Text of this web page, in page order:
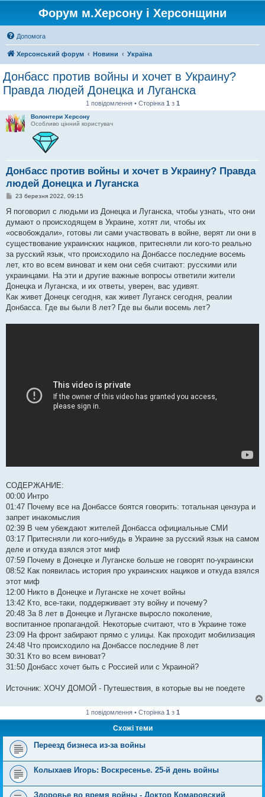
Форум м.Херсону і Херсонщини
Допомога
Херсонський форум Новини Україна
Донбасс против войны и хочет в Украину?
Правда людей Донецка и Луганска
1 повідомлення • Сторінка 1 з 1
Волонтери Херсону
Особливо цінний користувач
Донбасс против войны и хочет в Украину? Правда
людей Донецка и Луганска
П
в
д
о
л
е
н
н
я
23 березня 2022, 09:15
Я поговорил с людьми из Донецка и Луганска, чтобы узнать, что они
думают о происходящем в Украине, хотят ли, чтобы их
«освобождали», готовы ли сами участвовать в войне, верят ли они в
существование украинских нациков, притесняли ли кого-то реально
за русский язык, что происходило на Донбассе последние восемь
лет, кто во всем виноват и кем они себя считают: русскими или
украинцами. На эти и другие важные вопросы ответили жители
Донецка и Луганска, и их ответы, уверен, вас удивят.
Как живет Донецк сегодня, как живет Луганск сегодня, реалии
Донбасса. Где вы были 8 лет? Где вы были восемь лет?
СОДЕРЖАНИЕ:
00:00 Интро
01:47 Почему все на Донбассе боятся говорить: тотальная цензура и
запрет инакомыслия
02:39 В чем убеждают жителей Донбасса официальные СМИ
03:17 Притесняли ли кого-нибудь в Украине за русский язык на самом
деле и откуда взялся этот миф
07:59 Почему в Донецке и Луганске больше не говорят по-украински
08:52 Как появилась история про украинских нациков и откуда взялся
этот миф
12:00 Никто в Донецке и Луганске не хочет войны
13:42 Кто, все-таки, поддерживает эту войну и почему?
20:48 За 8 лет в Донецке и Луганске выросло поколение,
воспитанное пропагандой. Некоторые считают, что в Украине тоже
23:09 На фронт забирают прямо с улицы. Как проходит мобилизация
24:48 Что происходило на Донбассе последние 8 лет
30:31 Кто во всем виноват?
31:50 Донбасс хочет быть с Россией или с Украиной?
Источник: ХОЧУ ДОМОЙ - Путешествия, в которые вы не поедете
1 повідомлення • Сторінка 1 з 1
Схожі теми
Переезд бизнеса из-за войны
Колыхаев Игорь: Воскресенье. 25-й день войны
Здоровье во время войны - Доктор Комаровский